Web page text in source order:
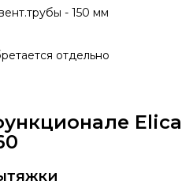
- 150 мм
отдельно
Elica